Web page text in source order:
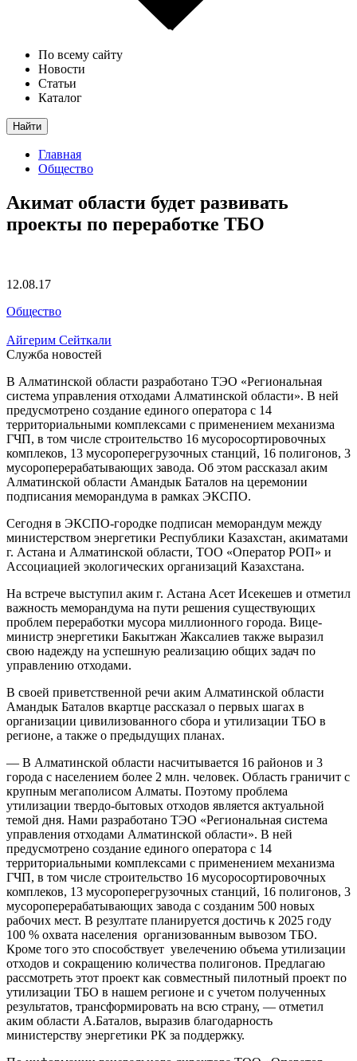
По всему сайту
Новости
Статьи
Каталог
Найти
Главная
Общество
Акимат области будет развивать
проекты по переработке ТБО
12.08.17
Общество
Айгерим Сейткали
Служба новостей
В Алматинской области разработано ТЭО «Региональная
система управления отходами Алматинской области». В ней
предусмотрено создание единого оператора с 14
территориальными комплексами с применением механизма
ГЧП, в том числе строительство 16 мусоросортировочных
комплеков, 13 мусороперегрузочных станций, 16 полигонов, 3
мусороперерабатывающих завода. Об этом рассказал аким
Алматинской области Амандык Баталов на церемонии
подписания меморандума в рамках ЭКСПО.
Сегодня в ЭКСПО-городке подписан меморандум между
министерством энергетики Республики Казахстан, акиматами
г. Астана и Алматинской области, ТОО «Оператор РОП» и
Ассоциацией экологических организаций Казахстана.
На встрече выступил аким г. Астана Асет Исекешев и отметил
важность меморандума на пути решения существующих
проблем переработки мусора миллионного города. Вице-
министр энергетики Бакытжан Жаксалиев также выразил
свою надежду на успешную реализацию общих задач по
управлению отходами.
В своей приветственной речи аким Алматинской области
Амандык Баталов вкартце рассказал о первых шагах в
организации цивилизованного сбора и утилизации ТБО в
регионе, а также о предыдущих планах.
— В Алматинской области насчитывается 16 районов и 3
города с населением более 2 млн. человек. Область граничит с
крупным мегаполисом Алматы. Поэтому проблема
утилизации твердо-бытовых отходов является актуальной
темой дня. Нами разработано ТЭО «Региональная система
управления отходами Алматинской области». В ней
предусмотрено создание единого оператора с 14
территориальными комплексами с применением механизма
ГЧП, в том числе строительство 16 мусоросортировочных
комплеков, 13 мусороперегрузочных станций, 16 полигонов, 3
мусороперерабатывающих завода с созданим 500 новых
рабочих мест. В резултате планируется достичь к 2025 году
100 % охвата населения организованным вывозом ТБО.
Кроме того это способствует увелечению объема утилизации
отходов и сокращению количества полигонов. Предлагаю
рассмотреть этот проект как совместный пилотный проект по
утилизации ТБО в нашем регионе и с учетом полученных
результатов, трансформировать на всю страну, — отметил
аким области А.Баталов, выразив благодарность
министерству энергетики РК за поддержку.